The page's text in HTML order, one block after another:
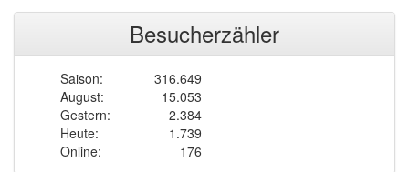
Besucherzähler
Saison:
316.649
August:
15.053
Gestern:
2.384
Heute:
1.739
Online:
176